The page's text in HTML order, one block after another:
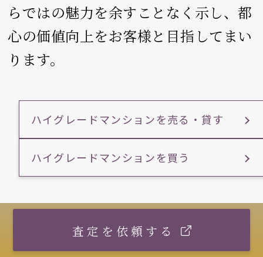
らではの魅力を余すことなく示し、都
心の価値向上をお客様と目指してまい
ります。
ハイグレードマンションを売る・貸す
ハイグレードマンションを買う
査定を依頼する